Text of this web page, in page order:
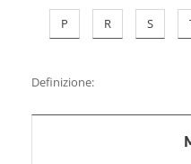
P R S
Definizione: